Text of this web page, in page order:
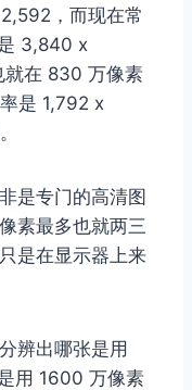
，而现在常
3,840 x
就在 830 万像素
是 1,792 x
是专门的高清图
素最多也就两三
是在显示器上来
辨出哪张是用
用 1600 万像素